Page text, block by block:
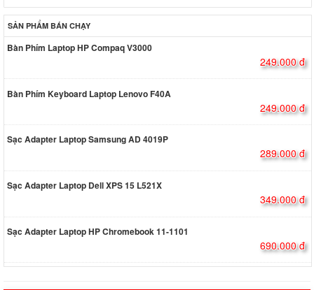
SẢN PHẨM BÁN CHẠY
Bàn Phím Laptop HP Compaq V3000
249.000 đ
Bàn Phím Keyboard Laptop Lenovo F40A
249.000 đ
Sạc Adapter Laptop Samsung AD 4019P
289.000 đ
Sạc Adapter Laptop Dell XPS 15 L521X
349.000 đ
Sạc Adapter Laptop HP Chromebook 11-1101
690.000 đ